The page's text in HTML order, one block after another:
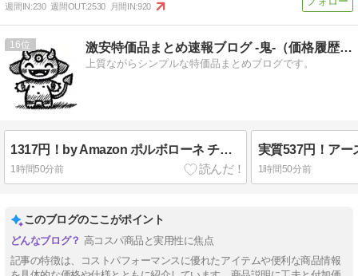
週間IN:230 週間OUT:2530 月間IN:920
16 激安特価品まとめ速報ブログ -鬼-（価格履歴追加しました）
上質ながらシンプルな特価品まとめブログです。
1317円！by Amazon ポルボローネ チョコレート味 40g x 10袋 一口サイズ ほろほろクッキー 激安特価！
1時間50分前 1時間50分前
このブログのここがポイント
高コスパ商品と実用性に焦点
記事の特徴は、コストパフォーマンスに優れたアイテムや便利な商品情報